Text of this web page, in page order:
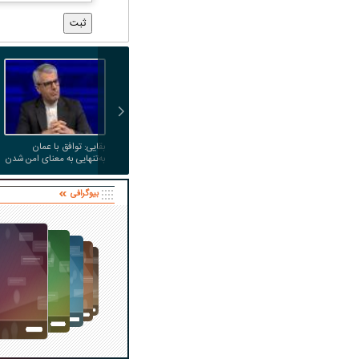
بقایی: توافق با عمان
به‌تنهایی به معنای امن شدن
تنگه هرمز برای کشتی‌های
عبوری نیست
بیوگرافی